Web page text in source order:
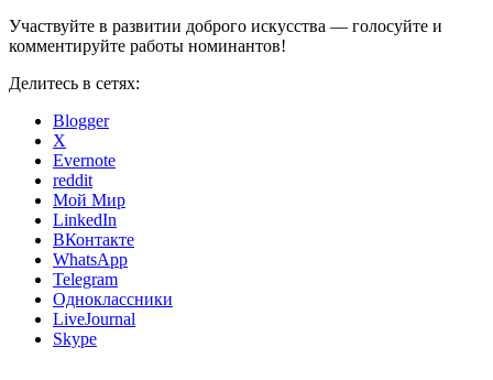
Участвуйте в развитии доброго искусства — голосуйте и
комментируйте работы номинантов!
Делитесь в сетях:
Blogger
X
Evernote
reddit
Мой Мир
LinkedIn
ВКонтакте
WhatsApp
Telegram
Одноклассники
LiveJournal
Skype